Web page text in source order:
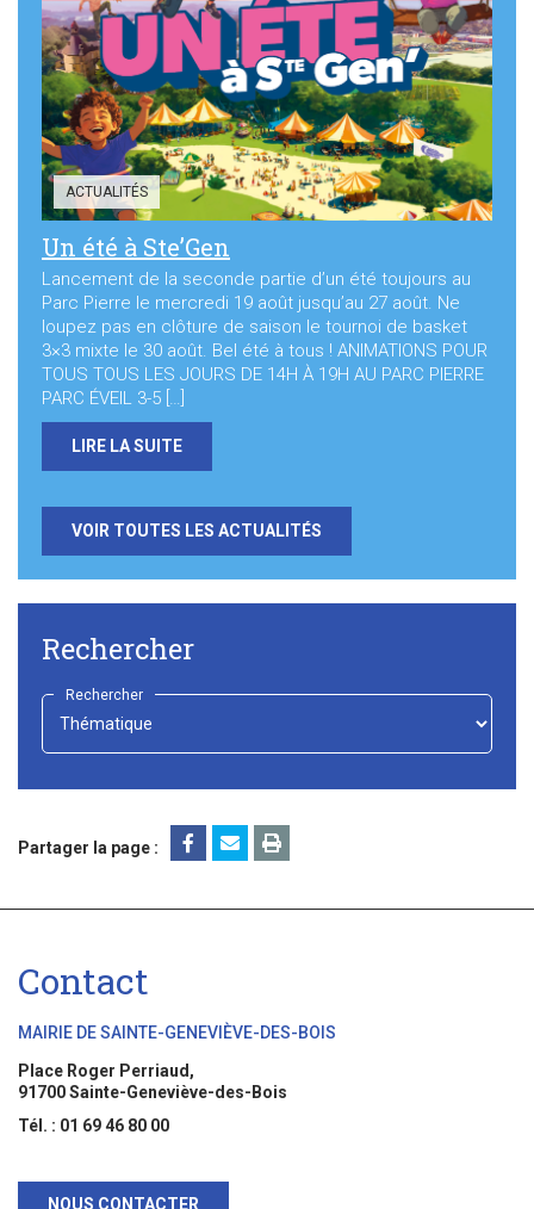
ACTUALITÉS
Un été à Ste’Gen
Lancement de la seconde partie d’un été toujours au
Parc Pierre le mercredi 19 août jusqu’au 27 août. Ne
loupez pas en clôture de saison le tournoi de basket
3×3 mixte le 30 août. Bel été à tous ! ANIMATIONS POUR
TOUS TOUS LES JOURS DE 14H À 19H AU PARC PIERRE
PARC ÉVEIL 3-5 […]
LIRE LA SUITE
VOIR TOUTES LES ACTUALITÉS
Rechercher
Rechercher
Choisir
Partager la page :
Contact
MAIRIE DE SAINTE-GENEVIÈVE-DES-BOIS
Place Roger Perriaud,
91700 Sainte-Geneviève-des-Bois
Tél. : 01 69 46 80 00
NOUS CONTACTER